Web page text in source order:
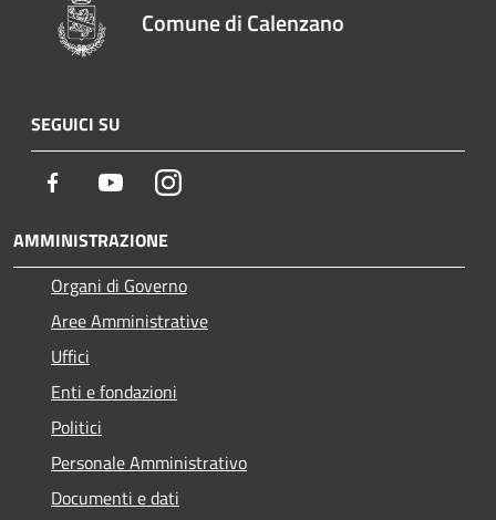
Comune di Calenzano
SEGUICI SU
Facebook YoutubeInstagram
AMMINISTRAZIONE
Organi di Governo
Aree Amministrative
Uffici
Enti e fondazioni
Politici
Personale Amministrativo
Documenti e dati